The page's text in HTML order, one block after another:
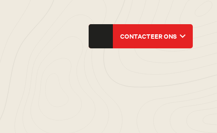
CONTACTEER ONS